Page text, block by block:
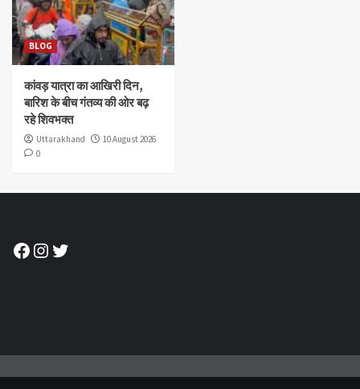
BLOG
कांवड़ यात्रा का आखिरी दिन,
बारिश के बीच गंतव्य की ओर बढ़
रहे शिवभक्त
Uttarakhand
10 August 2026
0
Facebook
Instagram
Twitter